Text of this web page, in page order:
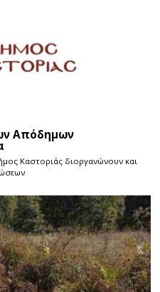
Απόδημων
Καστοριάς διοργανώνουν και